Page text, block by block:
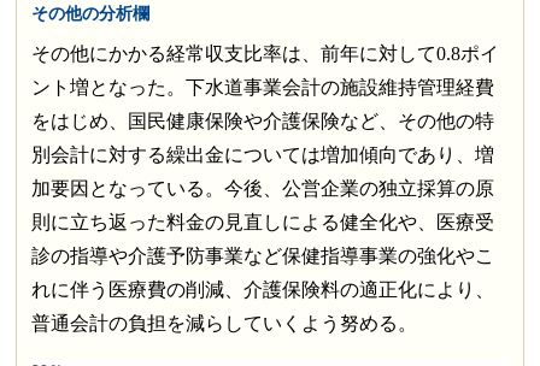
その他の分析欄
その他にかかる経常収支比率は、前年に対して0.8ポイ
ント増となった。下水道事業会計の施設維持管理経費
をはじめ、国民健康保険や介護保険など、その他の特
別会計に対する繰出金については増加傾向であり、増
加要因となっている。今後、公営企業の独立採算の原
則に立ち返った料金の見直しによる健全化や、医療受
診の指導や介護予防事業など保健指導事業の強化やこ
れに伴う医療費の削減、介護保険料の適正化により、
普通会計の負担を減らしていくよう努める。